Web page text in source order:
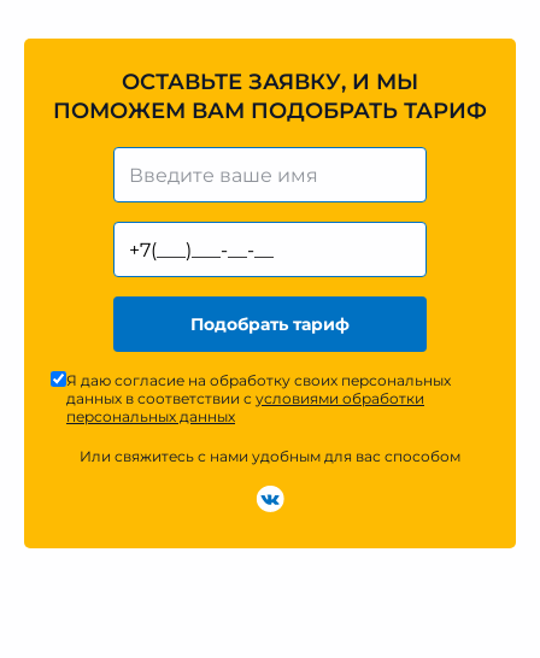
ОСТАВЬТЕ ЗАЯВКУ, И МЫ
ПОМОЖЕМ ВАМ ПОДОБРАТЬ ТАРИФ
Подобрать тариф
Я даю согласие на обработку своих персональных
данных в соответствии с условиями обработки
персональных данных
Или свяжитесь с нами удобным для вас способом